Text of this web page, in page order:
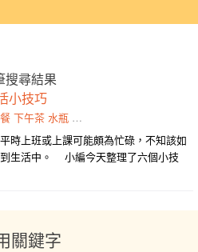
搜尋結果
小技巧
下午茶 水瓶 準備
時上班或上課可能頗為忙碌，不知該如
生活中。 小編今天整理了六個小技
關鍵字